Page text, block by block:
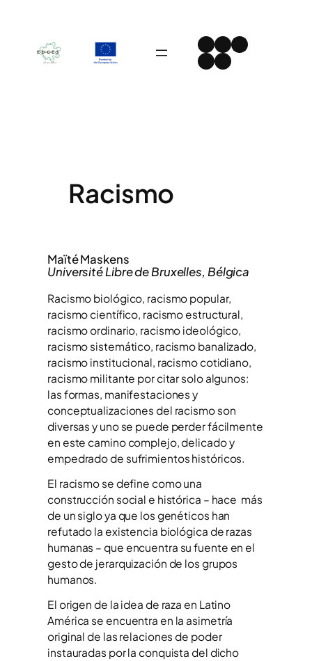
content
Instagram
Facebook
LinkedIn
Spotify
YouTube
Racismo
Maïté Maskens
Université Libre de Bruxelles, Bélgica
Racismo biológico, racismo popular,
racismo científico, racismo estructural,
racismo ordinario, racismo ideológico,
racismo sistemático, racismo banalizado,
racismo institucional, racismo cotidiano,
racismo militante por citar solo algunos:
las formas, manifestaciones y
conceptualizaciones del racismo son
diversas y uno se puede perder fácilmente
en este camino complejo, delicado y
empedrado de sufrimientos históricos.
El racismo se define como una
construcción social e histórica – hace más
de un siglo ya que los genéticos han
refutado la existencia biológica de razas
humanas – que encuentra su fuente en el
gesto de jerarquización de los grupos
humanos.
El origen de la idea de raza en Latino
América se encuentra en la asimetría
original de las relaciones de poder
instauradas por la conquista del dicho